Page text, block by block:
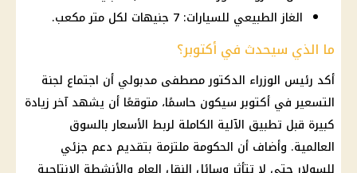
الغاز الطبيعي للسيارات: 7 جنيهات لكل متر مكعب.
ما الذي سيحدث في أكتوبر؟
أكد رئيس الوزراء الدكتور مصطفى مدبولي أن اجتماع لجنة
التسعير في أكتوبر سيكون حاسمًا، متوقعًا أن يشهد آخر زيادة
كبيرة قبل تطبيق الآلية الكاملة لربط الأسعار بالسوق
العالمية. وأضاف أن الحكومة ملتزمة بتقديم دعم جزئي